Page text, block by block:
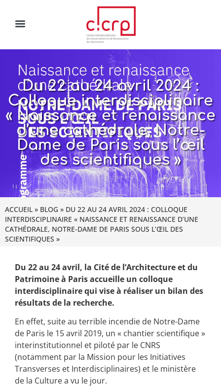
Du 22 au 24 avril 2024 :
Colloque interdisciplinaire
« Naissance et renaissance
d’une cathédrale, Notre-
Dame de Paris sous l’œil
des scientifiques »
ACCUEIL » BLOG » DU 22 AU 24 AVRIL 2024 : COLLOQUE
INTERDISCIPLINAIRE « NAISSANCE ET RENAISSANCE D’UNE
CATHÉDRALE, NOTRE-DAME DE PARIS SOUS L’ŒIL DES
SCIENTIFIQUES »
Du 22 au 24 avril, la Cité de l’Architecture et du
Patrimoine à Paris accueille un colloque
interdisciplinaire qui vise à réaliser un bilan des
résultats de la recherche.
En effet, suite au terrible incendie de Notre-Dame
de Paris le 15 avril 2019, un « chantier scientifique »
interinstitutionnel et piloté par le CNRS
(notamment par la Mission pour les Initiatives
Transverses et Interdisciplinaires) et le ministère
de la Culture a vu le jour.